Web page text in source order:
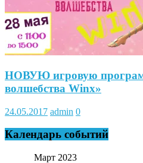
НОВУЮ игровую
волшебства Winx»
24.05.2017 admin 0
Календарь событий
Март 2023